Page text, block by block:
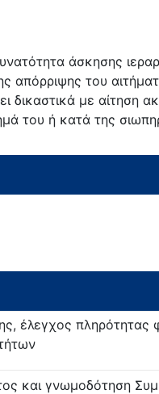
άσκησης
απόρριψης του
δικαστικά με αίτηση
του ή κατά της
έλεγχος πληρότητας
και γνωμοδότηση